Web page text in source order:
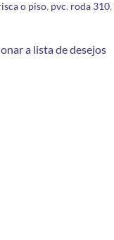
o piso, pvc, roda 310,
a lista de desejos